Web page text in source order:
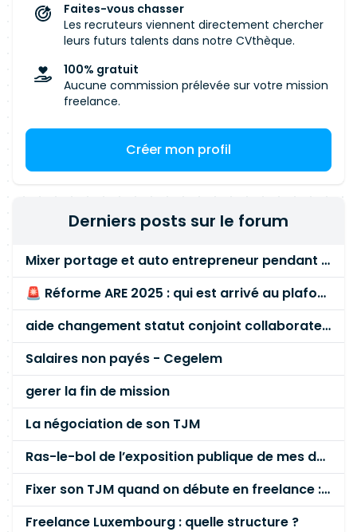
Faites-vous chasser
Les recruteurs viennent directement chercher
leurs futurs talents dans notre CVthèque.
100% gratuit
Aucune commission prélevée sur votre mission
freelance.
Créer mon profil
Derniers posts sur le forum
Mixer portage et auto entrepreneur pendant des années - quel risque ?
🚨 Réforme ARE 2025 : qui est arrivé au plafond des 60 % en gardant son entreprise ?
aide changement statut conjoint collaborateur
Salaires non payés - Cegelem
gerer la fin de mission
La négociation de son TJM
Ras-le-bol de l’exposition publique de mes données personnelles liées à mon entreprise
Fixer son TJM quand on débute en freelance : la méthode mathématique (et pas au feeling) 🛑
Freelance Luxembourg : quelle structure ?